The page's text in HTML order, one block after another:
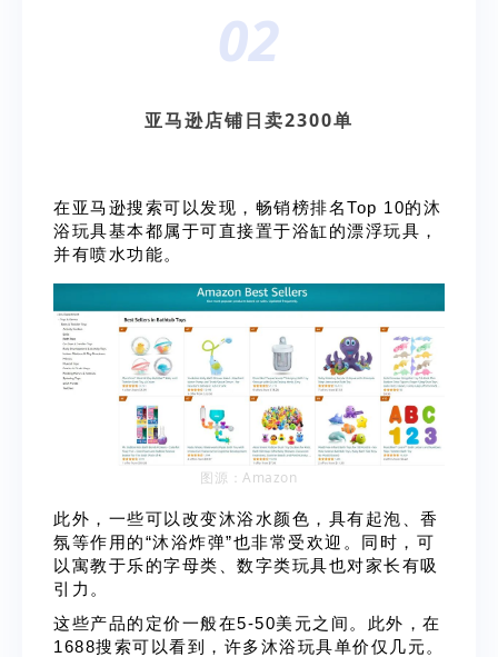
02
亚马逊店铺日卖2300单
在亚马逊搜索可以发现，畅销榜排名Top 10的沐
浴玩具基本都属于可直接置于浴缸的漂浮玩具，
并有喷水功能。
图源：Amazon
此外，一些可以改变沐浴水颜色，具有起泡、香
氛等作用的“沐浴炸弹”也非常受欢迎。同时，可
以寓教于乐的字母类、数字类玩具也对家长有吸
引力。
这些产品的定价一般在5-50美元之间。此外，在
1688搜索可以看到，许多沐浴玩具单价仅几元。